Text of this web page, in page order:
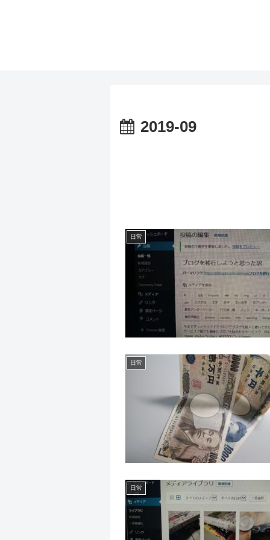
2019-09
日常
日常
日常